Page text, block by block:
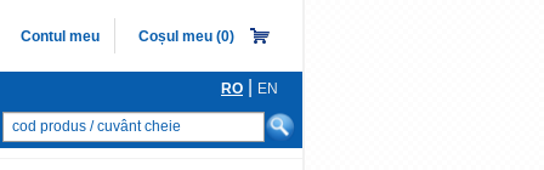
RO EN
Contul meu Coșul meu (0)
Porneşte căutarea